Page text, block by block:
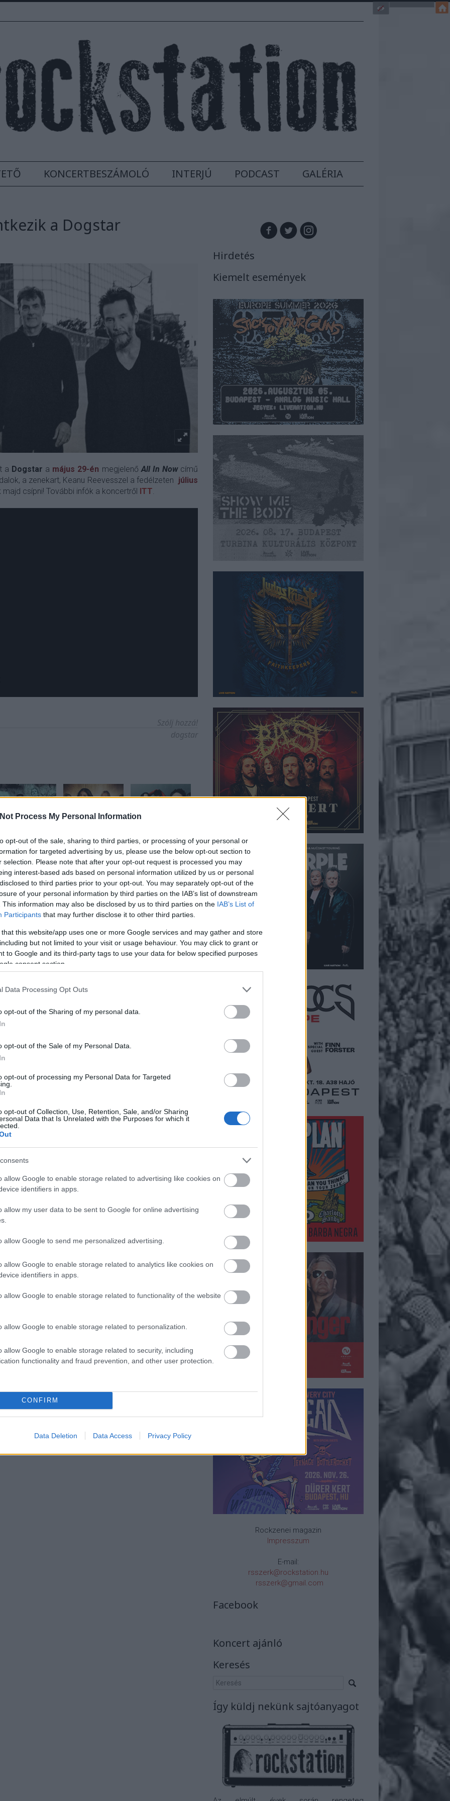
Process My Personal Information
opt-out of the sale, sharing to third parties, or processing of your personal or
for targeted advertising by us, please use the below opt-out section to
selection. Please note that after your opt-out request is processed you may
interest-based ads based on personal information utilized by us or personal
to third parties prior to your opt-out. You may separately opt-out of the
of your personal information by third parties on the IAB’s list of downstream
This information may also be disclosed by us to third parties on the IAB’s List of
Participants that may further disclose it to other third parties.
that this website/app uses one or more Google services and may gather and store
but not limited to your visit or usage behaviour. You may click to grant or
to Google and its third-party tags to use your data for below specified purposes
consent section.
Data Processing Opt Outs
opt-out of the Sharing of my personal data.
opt-out of the Sale of my Personal Data.
opt-out of processing my Personal Data for Targeted
opt-out of Collection, Use, Retention, Sale, and/or Sharing
Data that Is Unrelated with the Purposes for which it
allow Google to enable storage related to advertising like cookies on
identifiers in apps.
allow my user data to be sent to Google for online advertising
allow Google to send me personalized advertising.
allow Google to enable storage related to analytics like cookies on
identifiers in apps.
allow Google to enable storage related to functionality of the website
allow Google to enable storage related to personalization.
allow Google to enable storage related to security, including
functionality and fraud prevention, and other user protection.
CONFIRM
Data Deletion Data Access Privacy Policy
KONCERTBESZÁMOLÓ INTERJÚ PODCAST GALÉRIA
a Dogstar
a Dogstar a május 29-én megjelenő All In Now című
a zenekart, Keanu Reevesszel a fedélzeten július
csípni! További infók a koncertről ITT
Szólj hozzá!
dogstar
trackback címe:
api/trackback/id/19097491
felhasználói tartalomnak minősülnek, értük aszolgáltatás
nem vállal, azokat nem ellenőrzi. Kifogás esetén forduljon a blog
feltételekben és azadatvédelmi tájékoztatóban.
Hirdetés
Kiemelt események
Rockzenei magazin
Impresszum
E-mail:
rsszerk@rockstation.hu
rsszerk@gmail.com
Facebook
Koncert ajánló
Keresés
Így küldj nekünk sajtóanyagot